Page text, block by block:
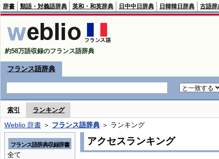
辞書 類語・対義語辞典 英和・和英辞典 日中中日辞典 日韓韓日辞典 古語辞
約58万語収録のフランス語辞典
フランス語辞典
索引 ランキング
Weblio 辞書 ＞ フランス語辞典 ＞ ランキング
アクセスランキング
フランス語辞典収録辞書
全て